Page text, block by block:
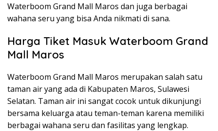
Waterboom Grand Mall Maros dan juga berbagai
wahana seru yang bisa Anda nikmati di sana.
Harga Tiket Masuk Waterboom Grand
Mall Maros
Waterboom Grand Mall Maros merupakan salah satu
taman air yang ada di Kabupaten Maros, Sulawesi
Selatan. Taman air ini sangat cocok untuk dikunjungi
bersama keluarga atau teman-teman karena memiliki
berbagai wahana seru dan fasilitas yang lengkap.